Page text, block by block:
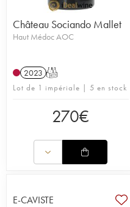
Château Sociando Mallet
Haut Médoc AOC
2023 T
Lot de 1 impériale | 5 en stock
270€
E-CAVISTE